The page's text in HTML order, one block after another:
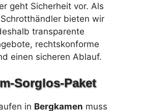
geht Sicherheit vor. Als
bieten wir
transparente
rechtskonforme
einen sicheren Ablauf.
Sorglos-Paket
in Bergkamen muss